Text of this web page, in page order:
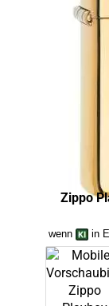
Zippo
wenn in